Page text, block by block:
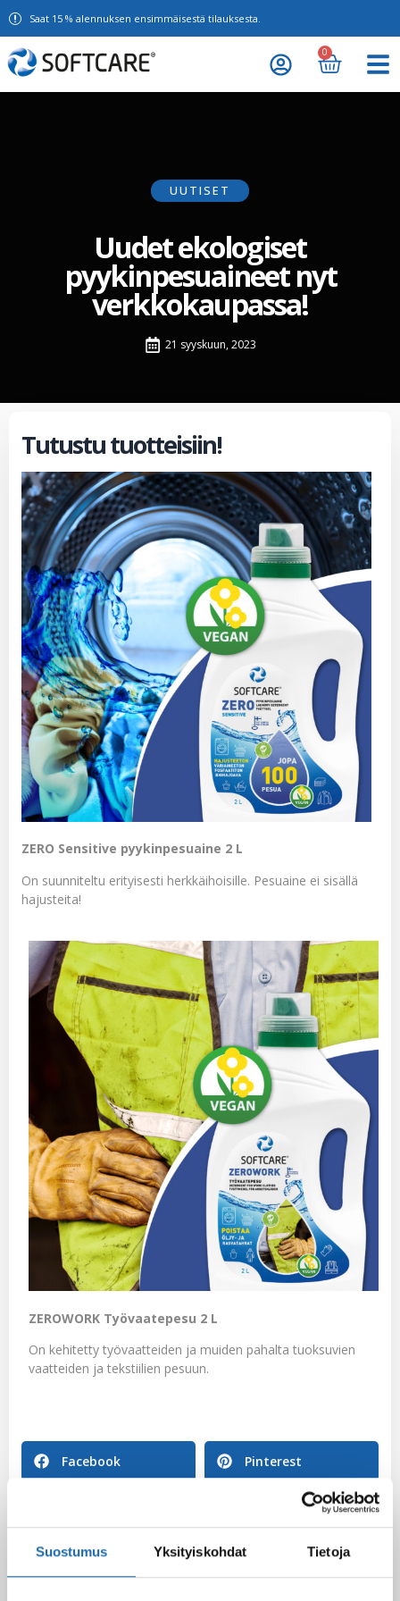
Suostumus Yksityiskohdat Tietoja
Saat 15 % alennuksen ensimmäisestä tilauksesta.
0
UUTISET
Uudet ekologiset
pyykinpesuaineet nyt
verkkokaupassa!
21 syyskuun, 2023
Tutustu tuotteisiin!
ZERO Sensitive pyykinpesuaine 2 L
On suunniteltu erityisesti herkkäihoisille. Pesuaine ei sisällä
hajusteita!
ZEROWORK Työvaatepesu 2 L
On kehitetty työvaatteiden ja muiden pahalta tuoksuvien
vaatteiden ja tekstiilien pesuun.
Facebook Pinterest
Gennady